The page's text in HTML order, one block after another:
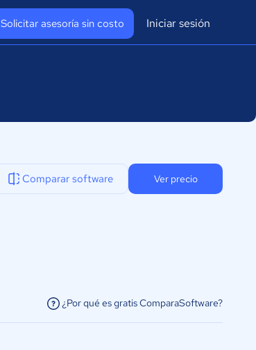
Solicitar asesoría sin costo Iniciar sesión
Comparar software Ver precio
¿Por qué es gratis ComparaSoftware?